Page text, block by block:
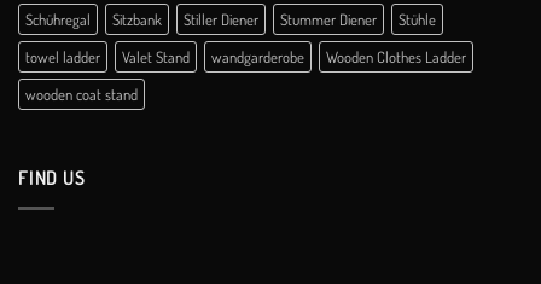
Schühregal
Sitzbank Stiller Diener Stummer Diener
Stühle
towel ladder
Valet Stand wandgarderobe
Wooden Clothes Ladder
wooden coat stand
FIND US